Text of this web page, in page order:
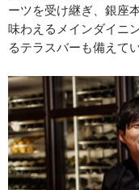
ーツを受け継ぎ、銀座
味わえるメインダイニ
るテラスバーも備えて